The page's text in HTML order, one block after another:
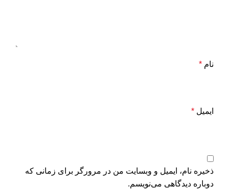
نام *
ایمیل *
ذخیره نام، ایمیل و وبسایت من در مرورگر برای زمانی که
دوباره دیدگاهی می‌نویسم.